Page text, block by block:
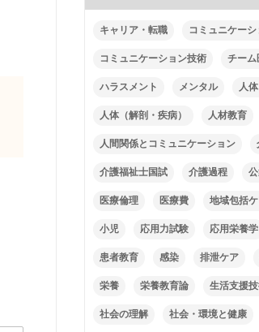
キャリア・転職 コミュニケーシ
コミュニケーション技術 チーム
ハラスメント メンタル 人
人体（解剖・疾病） 人材教育
人間関係とコミュニケーション
介護福祉士国試 介護過程
医療倫理 医療費 地域包括
小児 応用力試験 応用栄養学
患者教育 感染 排泄ケア
栄養 栄養教育論 生活支援
社会の理解 社会・環境と健康